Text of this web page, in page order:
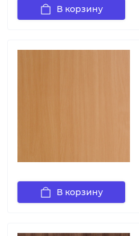
В корзину
В корзину